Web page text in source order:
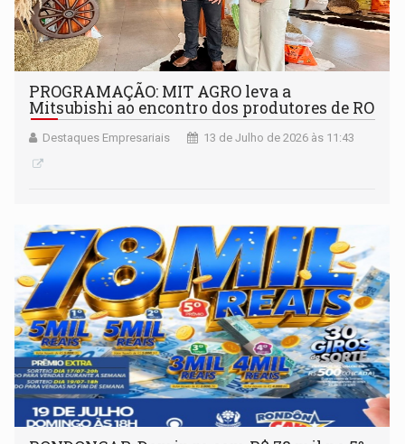
PROGRAMAÇÃO: MIT AGRO leva a
Mitsubishi ao encontro dos produtores de RO
Destaques Empresariais 13 de Julho de 2026 às 11:43